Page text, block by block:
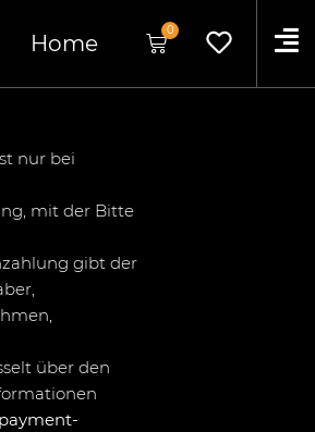
Home
0
nur bei
mit der Bitte
gibt der
über den